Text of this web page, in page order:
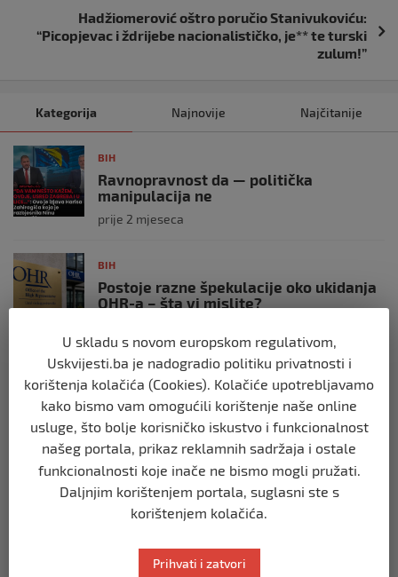
Hadžiomerović oštro poručio Stanivukoviću:
“Picopjevac i ždrijebe nacionalističko, je** te turski
zulum!”
Kategorija Najnovije Najčitanije
BIH
Ravnopravnost da — politička
manipulacija ne
prije 2 mjeseca
BIH
Postoje razne špekulacije oko ukidanja
OHR-a – šta vi mislite?
BIH
Zašto Bakir Izetbegović trenutno ima
najveće šanse za povratak u
Predsjedništvo BiH
prije 3 mjeseca
BIH
Demantij Federalnog ministarstva
prije 5 mjeseci
U skladu s novom europskom regulativom,
Uskvijesti.ba je nadogradio politiku privatnosti i
korištenja kolačića (Cookies). Kolačiće upotrebljavamo
kako bismo vam omogućili korištenje naše online
usluge, što bolje korisničko iskustvo i funkcionalnost
našeg portala, prikaz reklamnih sadržaja i ostale
funkcionalnosti koje inače ne bismo mogli pružati.
Daljnjim korištenjem portala, suglasni ste s
korištenjem kolačića.
Prihvati i zatvori